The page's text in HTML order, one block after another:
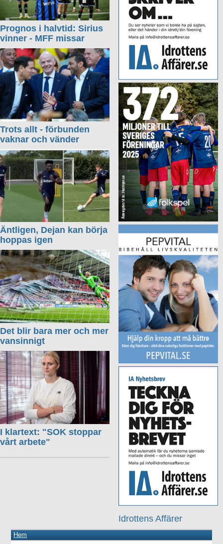
Idrottens Affärer
Prognos i halvtid: Sirius
vinner - MFF missar
Trots allt - förbunden
vaknar och vänder
Äntligen, Dejan kan börja
hoppas igen
Det blir bara mer och mer
vansinnigt
I klartext: "SOK stoppar
vårt arbete"
Hem